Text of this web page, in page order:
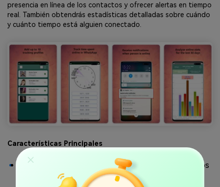
presencia en línea de los contactos y ofrecer alertas en tiempo
real. También obtendrás estadísticas detalladas sobre cuándo
y cuánto tiempo está alguien conectado.
Características Principales
Esta herramienta permite añadir hasta 10 contactos
al mismo tiempo para la supervisión en línea de
WhatsApp.